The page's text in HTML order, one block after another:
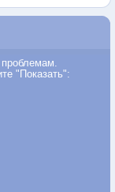
"Показать":